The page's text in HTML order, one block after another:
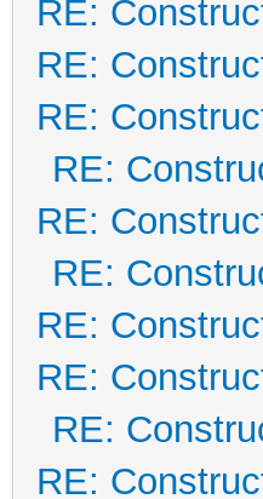
RE:
RE:
RE:
RE:
RE:
RE:
RE:
RE:
RE:
RE: